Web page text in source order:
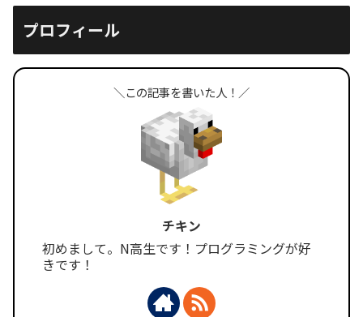
プロフィール
＼この記事を書いた人！／
チキン
初めまして。N高生です！プログラミングが好
きです！